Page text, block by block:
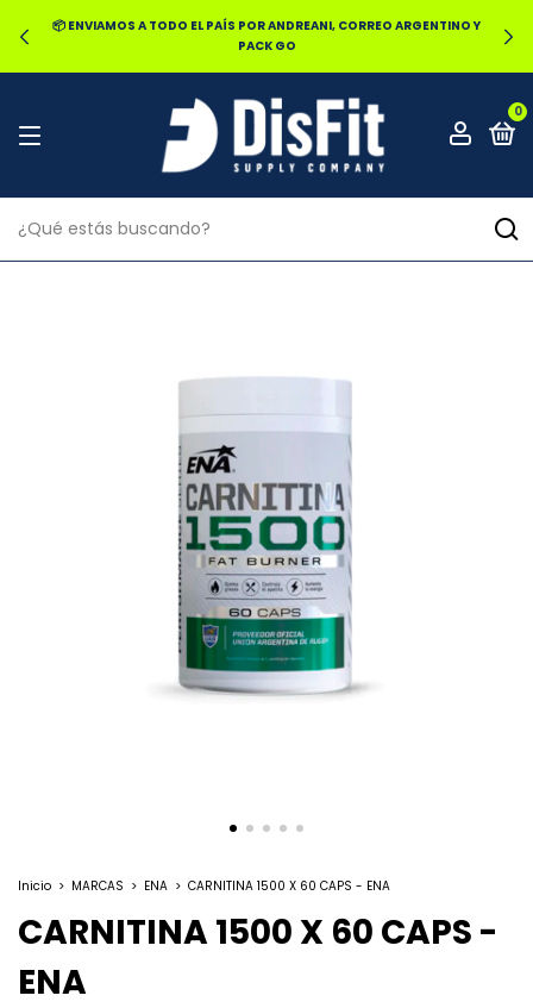
🔥20% OFF POR TRANSFERENCIA | 25% OFF EN EFECTIVO RETIRANDO
EN LOCAL
0
Inicio > MARCAS > ENA > CARNITINA 1500 X 60 CAPS - ENA
CARNITINA 1500 X 60 CAPS -
ENA